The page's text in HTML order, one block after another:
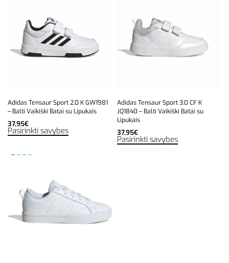
Adidas Tensaur Sport 2.0 K GW1981
– Balti Vaikiški Batai su Lipukais
37,95€
Pasirinkti savybes
Adidas Tensaur Sport 3.0 CF K
JQ1840 – Balti Vaikiški Batai su
Lipukais
37,95€
Pasirinkti savybes